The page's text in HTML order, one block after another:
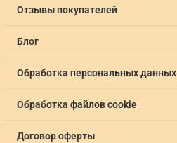
Отзывы покупателей
Блог
Обработка персональных данных
Обработка файлов cookie
Договор оферты